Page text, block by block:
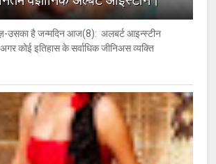
उसका है जन्मदिन आज(8): अलबर्ट आइन्स्टीन
कोई इतिहास के सर्वाधिक जीनिअस व्यक्ति